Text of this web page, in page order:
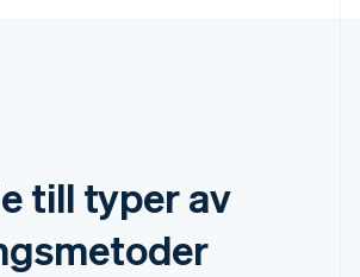
till typer av